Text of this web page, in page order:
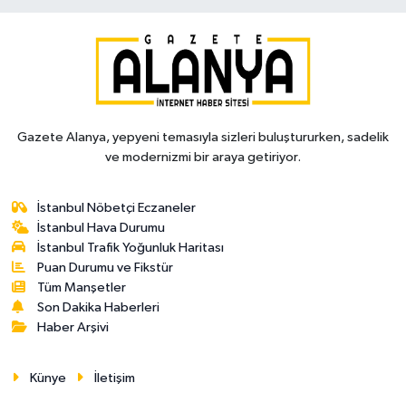
Gazete Alanya, yepyeni temasıyla sizleri buluştururken, sadelik
ve modernizmi bir araya getiriyor.
İstanbul Nöbetçi Eczaneler
İstanbul Hava Durumu
İstanbul Trafik Yoğunluk Haritası
Puan Durumu ve Fikstür
Tüm Manşetler
Son Dakika Haberleri
Haber Arşivi
Künye İletişim